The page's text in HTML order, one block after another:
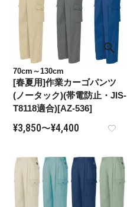
70cm～130cm
[春夏用]作業カーゴパンツ
(ノータック)(帯電防止・JIS-
T8118適合)[AZ-536]
¥3,850〜¥4,400